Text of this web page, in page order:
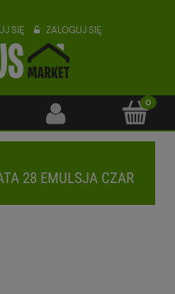
SIĘ ZALOGUJ SIĘ
28 EMULSJA CZAR